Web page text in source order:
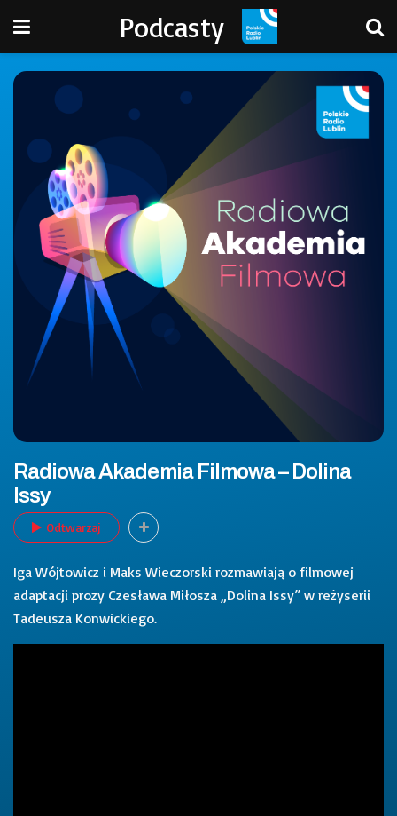
Podcasty
Radiowa Akademia Filmowa – Dolina
Issy
Odtwarzaj
Iga Wójtowicz i Maks Wieczorski rozmawiają o filmowej
adaptacji prozy Czesława Miłosza „Dolina Issy” w reżyserii
Tadeusza Konwickiego.